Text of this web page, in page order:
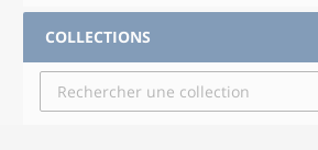
COLLECTIONS